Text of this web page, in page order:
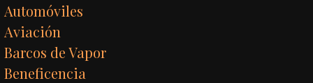
Automóviles
Aviación
Barcos de Vapor
Beneficencia